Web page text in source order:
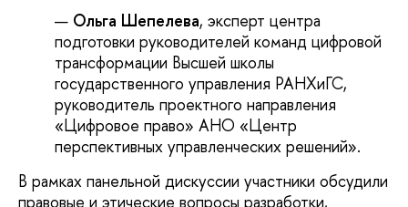
Ольга Шепелева, эксперт центра
подготовки руководителей команд цифровой
трансформации Высшей школы
государственного управления РАНХиГС,
руководитель проектного направления
«Цифровое право» АНО «Центр
перспективных управленческих решений».
В рамках панельной дискуссии участники обсудили
правовые и этические вопросы разработки,